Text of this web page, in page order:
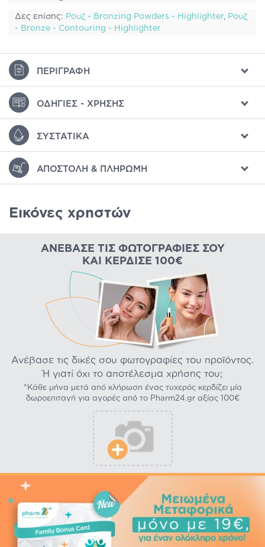
Δες επίσης: Ρουζ - Bronzing Powders - Highlighter, Ρουζ
- Bronze - Contouring - Highlighter
ΠΕΡΙΓΡΑΦΉ
ΟΔΗΓΊΕΣ - ΧΡΉΣΗΣ
ΣΥΣΤΑΤΙΚΆ
ΑΠΟΣΤΟΛΉ & ΠΛΗΡΩΜΉ
Εικόνες χρηστών
ΑΝΈΒΑΣΕ ΤΙΣ ΦΩΤΟΓΡΑΦΊΕΣ ΣΟΥ
ΚΑΙ ΚΈΡΔΙΣΕ 100€
Ανέβασε τις δικές σου φωτογραφίες του προϊόντος.
Ή γιατί όχι το αποτέλεσμα χρήσης του;
*Κάθε μήνα μετά από κλήρωση ένας τυχερός κερδίζει μία
δωροεπιταγή για αγορές από το Pharm24.gr αξίας 100€